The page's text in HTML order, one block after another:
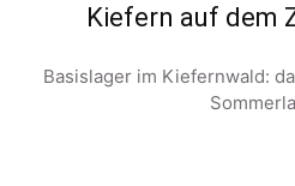
Basislager im Kiefernwald: